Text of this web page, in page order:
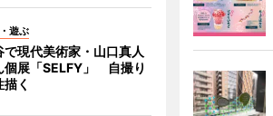
遊ぶ
で現代美術家・山口真人
個展「SELFY」 自撮り
描く